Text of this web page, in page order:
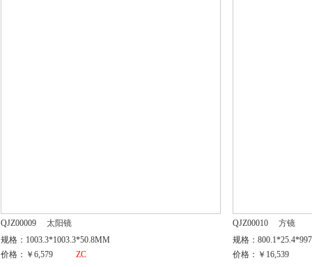
QJZ00009
太阳镜
规格：1003.3*1003.3*50.8MM
价格：￥6,579
ZC
QJZ00010
方镜
规格：
价格：￥16,539